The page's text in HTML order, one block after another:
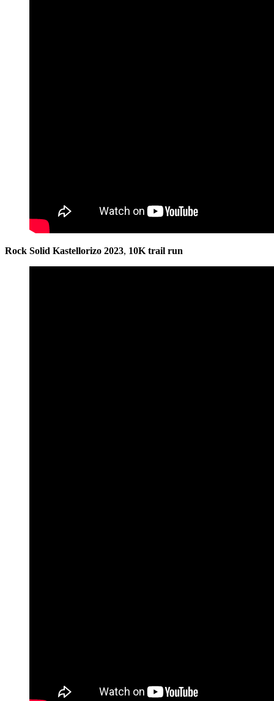
Rock Solid Kastellorizo 2023, 10Κ trail run